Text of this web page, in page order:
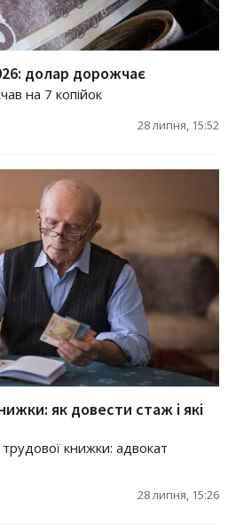
долар дорожчає
на 7 копійок
28 липня, 15:52
як довести стаж і які
книжки: адвокат
28 липня, 15:26